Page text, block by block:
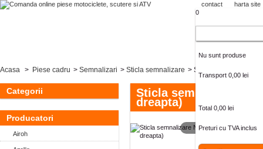
contact
harta site
0
Nu sunt produse
Transport 0,00 lei
Total 0,00 lei
Preturi cu TVA inclus
Categorii
Producatori
Airoh
Acasa > Piese cadru > Semnalizari > Sticla semnalizare > Sticla semnalizare
Sticla semnalizare
dreapta)
MAI MARE